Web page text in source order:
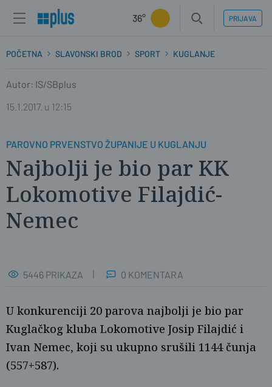
36° PRIJAVA
POČETNA SLAVONSKI BROD SPORT KUGLANJE
Autor: IS/SBplus
15.1.2017. u 12:15
PAROVNO PRVENSTVO ŽUPANIJE U KUGLANJU
Najbolji je bio par KK
Lokomotive Filajdić-
Nemec
5446 PRIKAZA 0 KOMENTARA
U konkurenciji 20 parova najbolji je bio par
Kuglačkog kluba Lokomotive Josip Filajdić i
Ivan Nemec, koji su ukupno srušili 1144 čunja
(557+587).